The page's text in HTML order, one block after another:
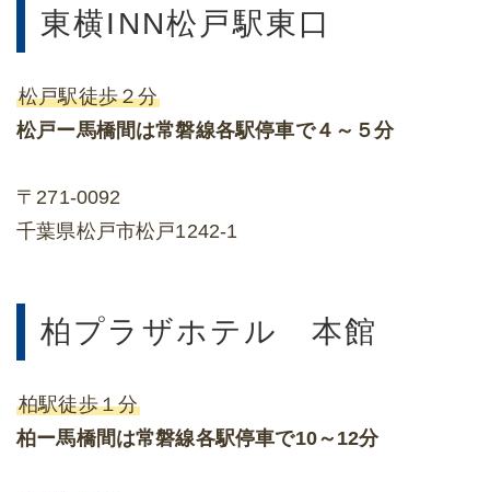
東横INN松戸駅東口
松戸駅徒歩２分
松戸ー馬橋間は常磐線各駅停車で４～５分
〒271-0092
千葉県松戸市松戸1242-1
柏プラザホテル 本館
柏駅徒歩１分
柏ー馬橋間は常磐線各駅停車で10～12分